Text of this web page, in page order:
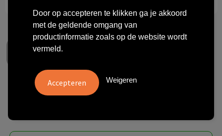
Luxury Fleece Hat
Door op accepteren te klikken ga je akkoord
met de geldende omgang van
productinformatie zoals op de website wordt
vermeld.
Weigeren